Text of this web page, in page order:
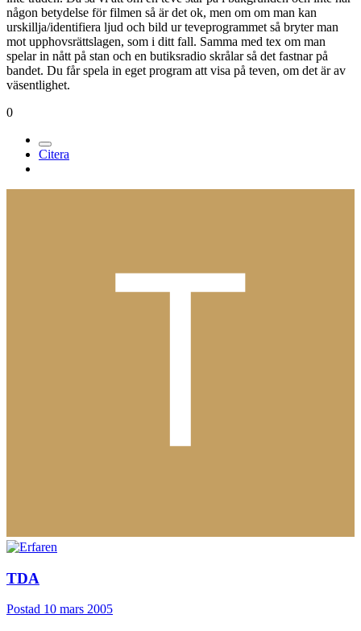
någon betydelse för filmen så är det ok, men om om man kan
urskillja/identifiera ljud och bild ur teveprogrammet så bryter man
mot upphovsrättslagen, som i ditt fall. Samma med tex om man
spelar in nått på stan och en butiksradio skrålar så det fastnar på
bandet. Du får spela in eget program att visa på teven, om det är av
väsentlighet.
0
Citera
TDA
Postad 10 mars 2005